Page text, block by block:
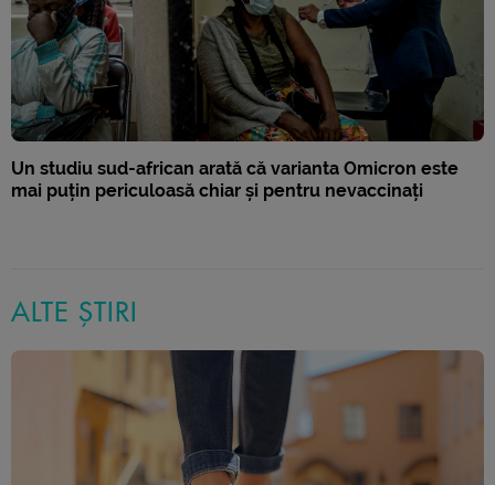
Un studiu sud-african arată că varianta Omicron este
mai puțin periculoasă chiar și pentru nevaccinați
ALTE ȘTIRI